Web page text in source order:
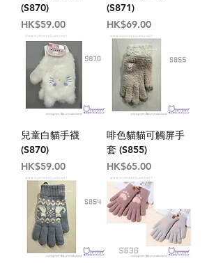
(S870)
價格
HK$59.00
(S871)
價格
HK$69.00
兒童白貓手襪
(S870)
價格
HK$59.00
啡色貓貓可觸屏手
套 (S855)
價格
HK$65.00